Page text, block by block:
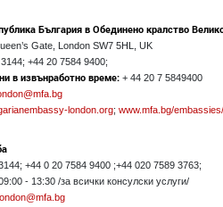
България в Обединено кралство
Gate, London SW7 5HL, UK
+44 20 7584 9400;
в извънработно време: + 44 20 7 5849400
london.org; www.mfa.bg/
+44 0 20 7584 9400 ;+44 020 7589 3763;
- 13:30 /за всички консулски услуги/